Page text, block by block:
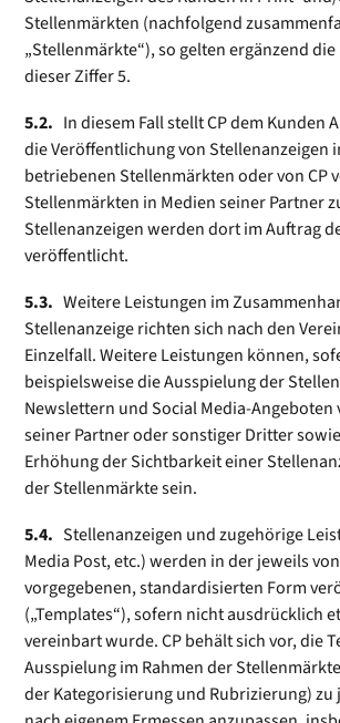
Stellenmärkten (nachfolgend
„Stellenmärkte“), so gelten ergänzend die
dieser Ziffer 5.
5.2. In diesem Fall stellt CP dem Kunden
die Veröffentlichung von Stellenanzeigen
betriebenen Stellenmärkten oder von CP
Stellenmärkten in Medien seiner Partner
Stellenanzeigen werden dort im Auftrag
veröffentlicht.
5.3. Weitere Leistungen im
Stellenanzeige richten sich nach den
Einzelfall. Weitere Leistungen können,
beispielsweise die Ausspielung der
Newslettern und Social Media-Angeboten
seiner Partner oder sonstiger Dritter
Erhöhung der Sichtbarkeit einer
der Stellenmärkte sein.
5.4. Stellenanzeigen und zugehörige
Media Post, etc.) werden in der jeweils
vorgegebenen, standardisierten Form
(„Templates“), sofern nicht ausdrücklich
vereinbart wurde. CP behält sich vor, die
Ausspielung im Rahmen der
der Kategorisierung und Rubrizierung) zu